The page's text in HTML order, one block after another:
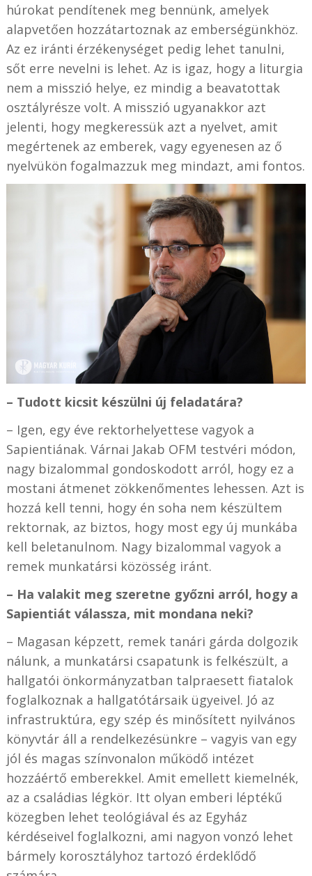
húrokat pendítenek meg bennünk, amelyek
alapvetően hozzátartoznak az emberségünkhöz.
Az ez iránti érzékenységet pedig lehet tanulni,
sőt erre nevelni is lehet. Az is igaz, hogy a liturgia
nem a misszió helye, ez mindig a beavatottak
osztályrésze volt. A misszió ugyanakkor azt
jelenti, hogy megkeressük azt a nyelvet, amit
megértenek az emberek, vagy egyenesen az ő
nyelvükön fogalmazzuk meg mindazt, ami fontos.
– Tudott kicsit készülni új feladatára?
– Igen, egy éve rektorhelyettese vagyok a
Sapientiának. Várnai Jakab OFM testvéri módon,
nagy bizalommal gondoskodott arról, hogy ez a
mostani átmenet zökkenőmentes lehessen. Azt is
hozzá kell tenni, hogy én soha nem készültem
rektornak, az biztos, hogy most egy új munkába
kell beletanulnom. Nagy bizalommal vagyok a
remek munkatársi közösség iránt.
– Ha valakit meg szeretne győzni arról, hogy a
Sapientiát válassza, mit mondana neki?
– Magasan képzett, remek tanári gárda dolgozik
nálunk, a munkatársi csapatunk is felkészült, a
hallgatói önkormányzatban talpraesett fiatalok
foglalkoznak a hallgatótársaik ügyeivel. Jó az
infrastruktúra, egy szép és minősített nyilvános
könyvtár áll a rendelkezésünkre – vagyis van egy
jól és magas színvonalon működő intézet
hozzáértő emberekkel. Amit emellett kiemelnék,
az a családias légkör. Itt olyan emberi léptékű
közegben lehet teológiával és az Egyház
kérdéseivel foglalkozni, ami nagyon vonzó lehet
bármely korosztályhoz tartozó érdeklődő